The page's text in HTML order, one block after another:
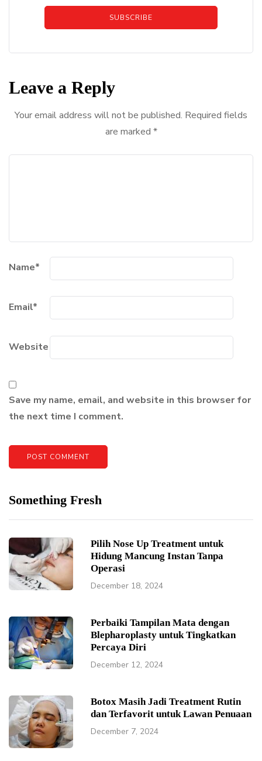
SUBSCRIBE
Leave a Reply
Your email address will not be published. Required fields
are marked *
Name*
Email*
Website
Save my name, email, and website in this browser for
the next time I comment.
Something Fresh
Pilih Nose Up Treatment untuk
Hidung Mancung Instan Tanpa
Operasi
December 18, 2024
Perbaiki Tampilan Mata dengan
Blepharoplasty untuk Tingkatkan
Percaya Diri
December 12, 2024
Botox Masih Jadi Treatment Rutin
dan Terfavorit untuk Lawan Penuaan
December 7, 2024